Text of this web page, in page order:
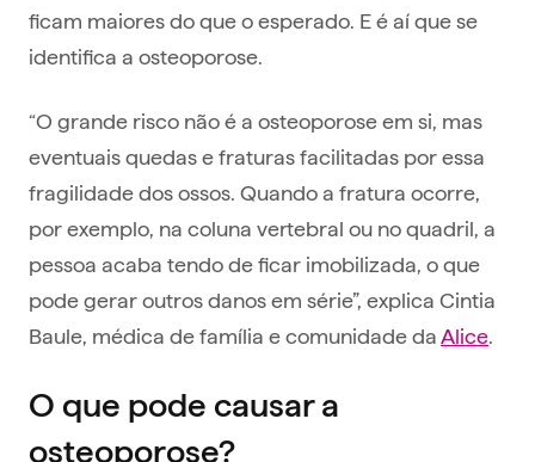
ficam maiores do que o esperado. E é aí que se
identifica a osteoporose.
“O grande risco não é a osteoporose em si, mas
eventuais quedas e fraturas facilitadas por essa
fragilidade dos ossos. Quando a fratura ocorre,
por exemplo, na coluna vertebral ou no quadril, a
pessoa acaba tendo de ficar imobilizada, o que
pode gerar outros danos em série”, explica Cintia
Baule, médica de família e comunidade daAlice.
O que pode causar a
osteoporose?